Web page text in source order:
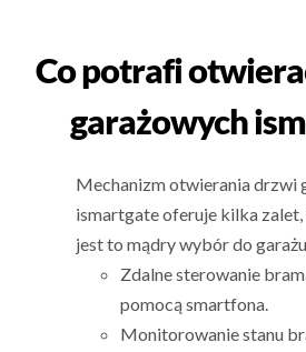
Co potrafi
garażowych
Mechanizm otwierania drzwi
ismartgate oferuje kilka
jest to mądry wybór do
Zdalne sterowanie
pomocą smartfona.
Monitorowanie stanu